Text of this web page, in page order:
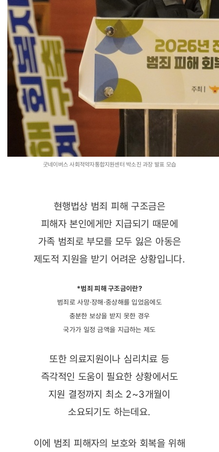
굿네이버스 사회적약자통합지원센터 박소진 과장 발표 모습
현행법상 범죄 피해 구조금은
피해자 본인에게만 지급되기 때문에
가족 범죄로 부모를 모두 잃은 아동은
제도적 지원을 받기 어려운 상황입니다.
*범죄 피해 구조금이란?
범죄로사망·장해·중상해를 입었음에도
충분한 보상을 받지 못한 경우
국가가 일정 금액을 지급하는 제도
또한 의료지원이나 심리치료 등
즉각적인 도움이 필요한 상황에서도
지원 결정까지 최소 2~3개월이
소요되기도 하는데요.
이에 범죄 피해자의 보호와 회복을 위해